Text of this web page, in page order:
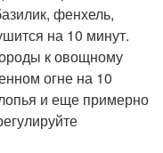
фенхель,
на 10 минут.
к овощному
огне на 10
и еще примерно